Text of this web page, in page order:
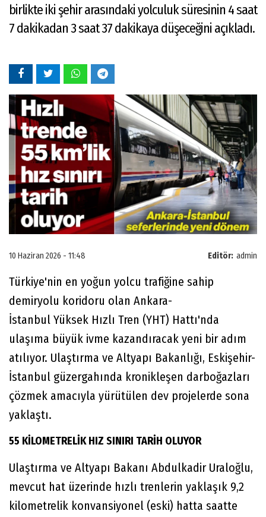
birlikte iki şehir arasındaki yolculuk süresinin 4 saat
7 dakikadan 3 saat 37 dakikaya düşeceğini açıkladı.
Editör: admin
10 Haziran 2026 - 11:48
Türkiye'nin en yoğun yolcu trafiğine sahip
demiryolu koridoru olan Ankara-
İstanbul Yüksek Hızlı Tren (YHT) Hattı'nda
ulaşıma büyük ivme kazandıracak yeni bir adım
atılıyor. Ulaştırma ve Altyapı Bakanlığı, Eskişehir-
İstanbul güzergahında kronikleşen darboğazları
çözmek amacıyla yürütülen dev projelerde sona
yaklaştı.
55 KİLOMETRELİK HIZ SINIRI TARİH OLUYOR
Ulaştırma ve Altyapı Bakanı Abdulkadir Uraloğlu,
mevcut hat üzerinde hızlı trenlerin yaklaşık 9,2
kilometrelik konvansiyonel (eski) hatta saatte